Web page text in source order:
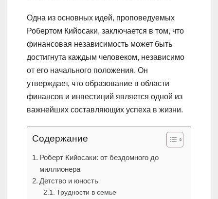
Одна из основных идей, проповедуемых
Робертом Кийосаки, заключается в том, что
финансовая независимость может быть
достигнута каждым человеком, независимо
от его начального положения. Он
утверждает, что образование в области
финансов и инвестиций является одной из
важнейших составляющих успеха в жизни.
Содержание
Роберт Кийосаки: от бездомного до
миллионера
Детство и юность
Трудности в семье